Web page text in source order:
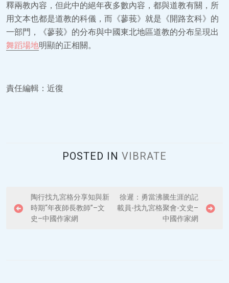
釋兩教內容，但此中的絕年夜多數內容，都與道教有關，所
用文本也都是道教的科儀，而《蓼莪》就是《開路玄科》的
一部門，《蓼莪》的分布與中國東北地區道教的分布呈現出
舞蹈場地明顯的正相關。
責任編輯：近復
POSTED IN VIBRATE
o
陶行找九宮格分享知與新
時期“年夜師長教師”–文
史–中國作家網
徐遲：勇當沸騰生涯的記
載員-找九宮格聚會-文史–
中國作家網